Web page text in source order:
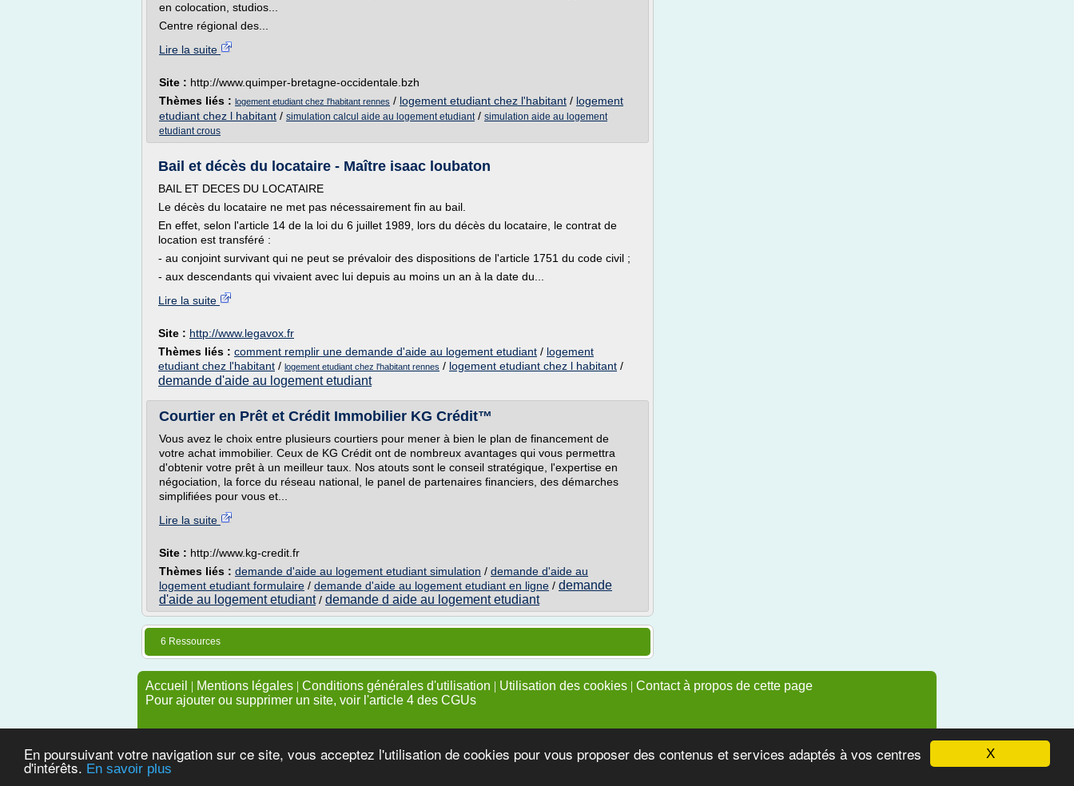
X
En poursuivant votre navigation sur ce site, vous acceptez l'utilisation de cookies pour vous proposer des contenus et services adaptés à vos centres
d'intérêts. En savoir plus
en colocation, studios...
Centre régional des...
Lire la suite
Site : http://www.quimper-bretagne-occidentale.bzh
Thèmes liés : logement etudiant chez l'habitant rennes / logement etudiant chez l'habitant / logement
etudiant chez l habitant / simulation calcul aide au logement etudiant/ simulation aide au logement
etudiant crous
Bail et décès du locataire - Maître isaac loubaton
BAIL ET DECES DU LOCATAIRE
Le décès du locataire ne met pas nécessairement fin au bail.
En effet, selon l'article 14 de la loi du 6 juillet 1989, lors du décès du locataire, le contrat de
location est transféré :
- au conjoint survivant qui ne peut se prévaloir des dispositions de l'article 1751 du code civil ;
- aux descendants qui vivaient avec lui depuis au moins un an à la date du...
Lire la suite
Site : http://www.legavox.fr
Thèmes liés : comment remplir une demande d'aide au logement etudiant / logement
etudiant chez l'habitant / logement etudiant chez l'habitant rennes / logement etudiant chez l habitant /
demande d'aide au logement etudiant
Courtier en Prêt et Crédit Immobilier KG Crédit™
Vous avez le choix entre plusieurs courtiers pour mener à bien le plan de financement de
votre achat immobilier. Ceux de KG Crédit ont de nombreux avantages qui vous permettra
d'obtenir votre prêt à un meilleur taux. Nos atouts sont le conseil stratégique, l'expertise en
négociation, la force du réseau national, le panel de partenaires financiers, des démarches
simplifiées pour vous et...
Lire la suite
Site : http://www.kg-credit.fr
Thèmes liés : demande d'aide au logement etudiant simulation / demande d'aide au
logement etudiant formulaire / demande d'aide au logement etudiant en ligne / demande
d'aide au logement etudiant/ demande d aide au logement etudiant
6 Ressources
Accueil | Mentions légales | Conditions générales d'utilisation | Utilisation des cookies | Contact à propos de cette page
Pour ajouter ou supprimer un site, voir l'article 4 des CGUs